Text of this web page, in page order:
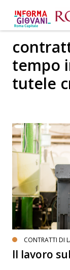
tempo
tutele
CONTRATTI DI
Il lavoro